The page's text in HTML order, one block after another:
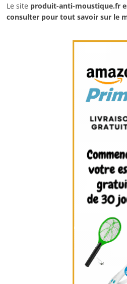
Le site produit-anti-moustique.fr
consulter pour tout savoir sur le